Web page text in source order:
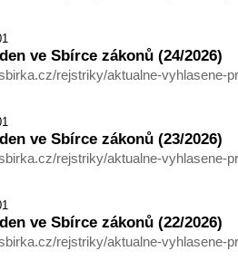
ve Sbírce zákonů (24/2026)
rejstriky/aktualne-vyhlasene-
ve Sbírce zákonů (23/2026)
rejstriky/aktualne-vyhlasene-
ve Sbírce zákonů (22/2026)
rejstriky/aktualne-vyhlasene-